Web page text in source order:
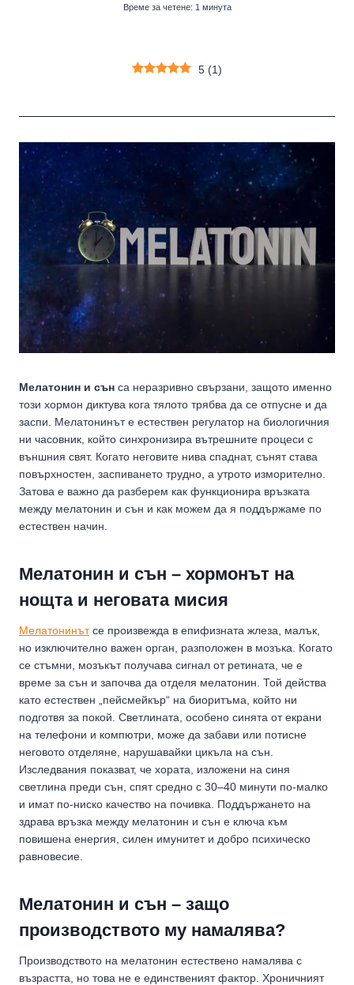
Време за четене: 1 минута
5 (1)
Мелатонин и сън са неразривно свързани, защото именно
този хормон диктува кога тялото трябва да се отпусне и да
заспи. Мелатонинът е естествен регулатор на биологичния
ни часовник, който синхронизира вътрешните процеси с
външния свят. Когато неговите нива спаднат, сънят става
повърхностен, заспиването трудно, а утрото изморително.
Затова е важно да разберем как функционира връзката
между мелатонин и сън и как можем да я поддържаме по
естествен начин.
Мелатонин и сън – хормонът на
нощта и неговата мисия
Мелатонинътсе произвежда в епифизната жлеза, малък,
но изключително важен орган, разположен в мозъка. Когато
се стъмни, мозъкът получава сигнал от ретината, че е
време за сън и започва да отделя мелатонин. Той действа
като естествен „пейсмейкър“ на биоритъма, който ни
подготвя за покой. Светлината, особено синята от екрани
на телефони и компютри, може да забави или потисне
неговото отделяне, нарушавайки цикъла на сън.
Изследвания показват, че хората, изложени на синя
светлина преди сън, спят средно с 30–40 минути по-малко
и имат по-ниско качество на почивка. Поддържането на
здрава връзка между мелатонин и сън е ключа към
повишена енергия, силен имунитет и добро психическо
равновесие.
Мелатонин и сън – защо
производството му намалява?
Производството на мелатонин естествено намалява с
възрастта, но това не е единственият фактор. Хроничният